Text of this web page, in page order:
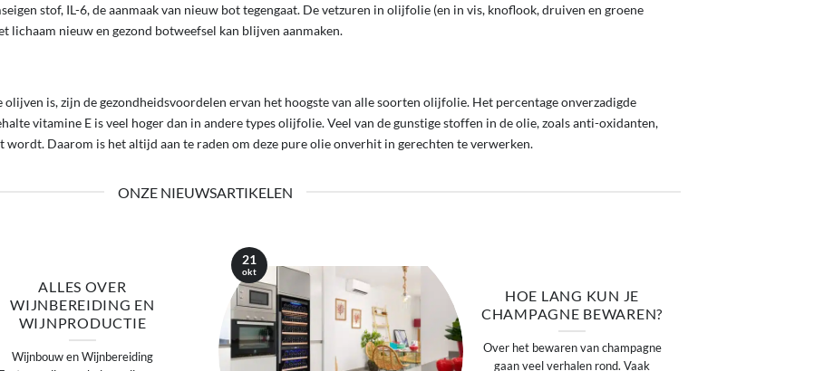
stof, IL-6, de aanmaak van nieuw bot tegengaat. De vetzuren in olijfolie (en in vis, knoflook, druiven en groene
lichaam nieuw en gezond botweefsel kan blijven aanmaken.
is, zijn de gezondheidsvoordelen ervan het hoogste van alle soorten olijfolie. Het percentage onverzadigde
vitamine E is veel hoger dan in andere types olijfolie. Veel van de gunstige stoffen in de olie, zoals anti-oxidanten,
Daarom is het altijd aan te raden om deze pure olie onverhit in gerechten te verwerken.
ONZE NIEUWSARTIKELEN
ALLES OVER
WIJNBEREIDING EN
WIJNPRODUCTIE
Wijnbouw en Wijnbereiding
HOE LANG KUN JE
CHAMPAGNE BEWAREN?
Over het bewaren van champagne
gaan veel verhalen rond. Vaak
21
okt